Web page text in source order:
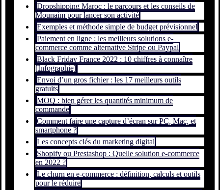
Dropshipping Maroc : le parcours et les conseils de
Mounaim pour lancer son activité
Exemples et méthode simple de budget prévisionnel
Paiement en ligne : les meilleurs solutions e-
commerce comme alternative Stripe ou Paypal
Black Friday France 2022 : 10 chiffres à connaître
[Infographie]
Envoi d’un gros fichier : les 17 meilleurs outils
gratuits
MOQ : bien gérer les quantités minimum de
commande
Comment faire une capture d’écran sur PC, Mac, et
smartphone ?
Les concepts clés du marketing digital
Shopify ou Prestashop : Quelle solution e-commerce
en 2022 ?
Le churn en e-commerce : définition, calculs et outils
pour le réduire